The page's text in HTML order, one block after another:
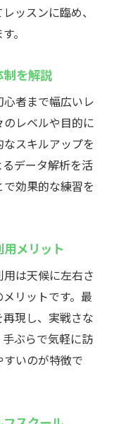
ッスンに臨め、
。
制を解説
者まで幅広いレ
レベルや目的に
スキルアップを
データ解析を活
効果的な練習を
メリット
は天候に左右さ
リットです。最
現し、実戦さな
ぶらで気軽に訪
いのが特徴で